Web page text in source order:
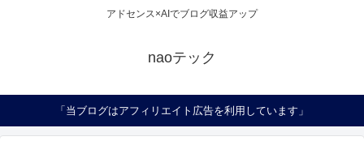
アドセンス×AIでブログ収益アップ
naoテック
「当ブログはアフィリエイト広告を利用しています」